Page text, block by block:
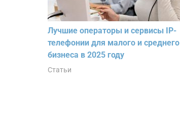
Лучшие операторы и сервисы IP-
телефонии для малого и среднего
бизнеса в 2025 году
Статьи